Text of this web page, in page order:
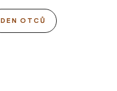
DEN OTCŮ